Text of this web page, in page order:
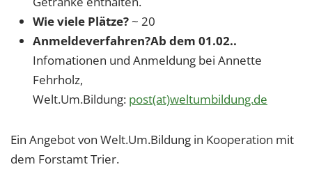
Wie viele Plätze?~ 20
Anmeldeverfahren?Ab dem 01.02..
Infomationen und Anmeldung bei Annette
Fehrholz,
Welt.Um.Bildung: post(at)weltumbildung.de
Ein Angebot von Welt.Um.Bildung in Kooperation mit
dem Forstamt Trier.